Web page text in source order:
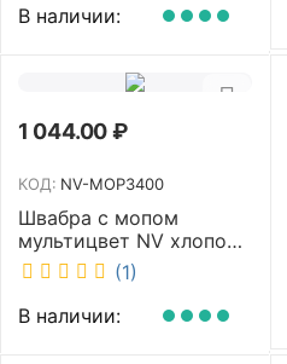
В наличии:
1 044.00₽
КОД: NV-MOP3400
Швабра с мопом
мультицвет NV хлопок
40 см NV-MOP3400
(1)
В наличии: